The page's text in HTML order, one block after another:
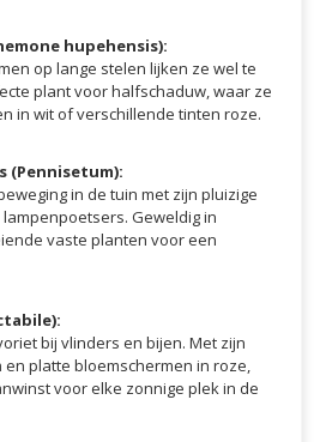
hupehensis):
op lange stelen lijken ze wel te
plant voor halfschaduw, waar ze
in wit of verschillende tinten roze.
(Pennisetum):
in de tuin met zijn pluizige
Geweldig in
vaste planten voor een
bij vlinders en bijen. Met zijn
platte bloemschermen in roze,
voor elke zonnige plek in de